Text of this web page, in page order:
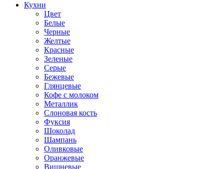
Кухни
Цвет
Белые
Черные
Желтые
Красные
Зеленые
Серые
Бежевые
Глянцевые
Кофе с молоком
Металлик
Слоновая кость
Фуксия
Шоколад
Шампань
Оливковые
Оранжевые
Вишневые